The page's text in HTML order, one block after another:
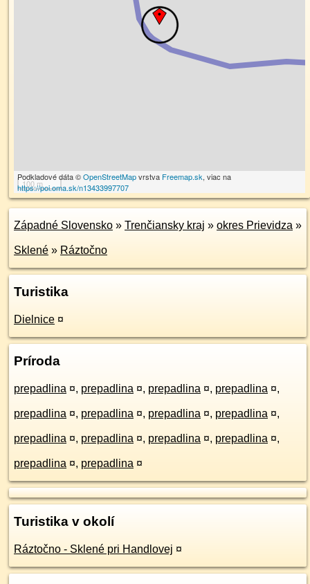
100 m
Podkladové dáta ©OpenStreetMapvrstva Freemap.sk, viac na
https://poi.oma.sk/n13433997707
Západné Slovensko » Trenčiansky kraj » okres Prievidza »
Sklené » Ráztočno
Turistika
Dielnice ¤
Príroda
prepadlina ¤, prepadlina ¤, prepadlina ¤, prepadlina ¤,
prepadlina ¤, prepadlina ¤, prepadlina ¤, prepadlina ¤,
prepadlina ¤, prepadlina ¤, prepadlina ¤, prepadlina ¤,
prepadlina ¤, prepadlina ¤
Turistika v okolí
Ráztočno - Sklené pri Handlovej ¤